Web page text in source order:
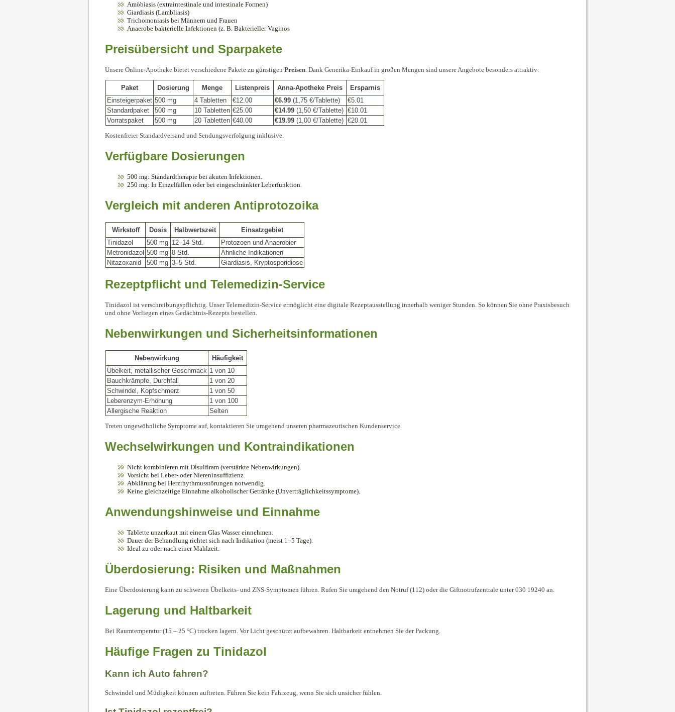
Amöbiasis (extraintestinale und intestinale Formen)
Giardiasis (Lambliasis)
Trichomoniasis bei Männern und Frauen
Anaerobe bakterielle Infektionen (z. B. Bakterieller Vaginos
Preisübersicht und Sparpakete
Unsere Online-Apotheke bietet verschiedene Pakete zu günstigen Preisen. Dank Generika-Einkauf in großen Mengen sind unsere Angebote besonders attraktiv:
Paket Dosierung Menge Listenpreis Anna-Apotheke Preis
Ersparnis
Einsteigerpaket 500 mg 4 Tabletten €12.00 €6.99 (1,75 €/Tablette)
€5.01
Standardpaket
500 mg 10 Tabletten €25.00 €14.99 (1,50 €/Tablette) €10.01
Vorratspaket
500 mg 20 Tabletten €40.00 €19.99 (1,00 €/Tablette) €20.01
Kostenfreier Standardversand und Sendungsverfolgung inklusive.
Verfügbare Dosierungen
500 mg: Standardtherapie bei akuten Infektionen.
250 mg: In Einzelfällen oder bei eingeschränkter Leberfunktion.
Vergleich mit anderen Antiprotozoika
Wirkstoff Dosis Halbwertszeit
Einsatzgebiet
Tinidazol
500 mg 12–14 Std.
Protozoen und Anaerobier
Metronidazol 500 mg 8 Std.
Ähnliche Indikationen
Nitazoxanid
500 mg 3–5 Std. Giardiasis, Kryptosporidiose
Rezeptpflicht und Telemedizin-Service
Tinidazol ist verschreibungspflichtig. Unser Telemedizin-Service ermöglicht eine digitale Rezeptausstellung innerhalb weniger Stunden. So können Sie ohne Praxisbesuch
und ohne Vorliegen eines Gedächtnis-Rezepts bestellen.
Nebenwirkungen und Sicherheitsinformationen
Nebenwirkung
Häufigkeit
Übelkeit, metallischer Geschmack 1 von 10
Bauchkrämpfe, Durchfall
1 von 20
Schwindel, Kopfschmerz
1 von 50
Leberenzym-Erhöhung
1 von 100
Allergische Reaktion
Selten
Treten ungewöhnliche Symptome auf, kontaktieren Sie umgehend unseren pharmazeutischen Kundenservice.
Wechselwirkungen und Kontraindikationen
Nicht kombinieren mit Disulfiram (verstärkte Nebenwirkungen).
Vorsicht bei Leber- oder Niereninsuffizienz.
Abklärung bei Herzrhythmusstörungen notwendig.
Keine gleichzeitige Einnahme alkoholischer Getränke (Unverträglichkeitssymptome).
Anwendungshinweise und Einnahme
Tablette unzerkaut mit einem Glas Wasser einnehmen.
Dauer der Behandlung richtet sich nach Indikation (meist 1–5 Tage).
Ideal zu oder nach einer Mahlzeit.
Überdosierung: Risiken und Maßnahmen
Eine Überdosierung kann zu schweren Übelkeits- und ZNS-Symptomen führen. Rufen Sie umgehend den Notruf (112) oder die Giftnotrufzentrale unter 030 19240 an.
Lagerung und Haltbarkeit
Bei Raumtemperatur (15 – 25 °C) trocken lagern. Vor Licht geschützt aufbewahren. Haltbarkeit entnehmen Sie der Packung.
Häufige Fragen zu Tinidazol
Kann ich Auto fahren?
Schwindel und Müdigkeit können auftreten. Führen Sie kein Fahrzeug, wenn Sie sich unsicher fühlen.